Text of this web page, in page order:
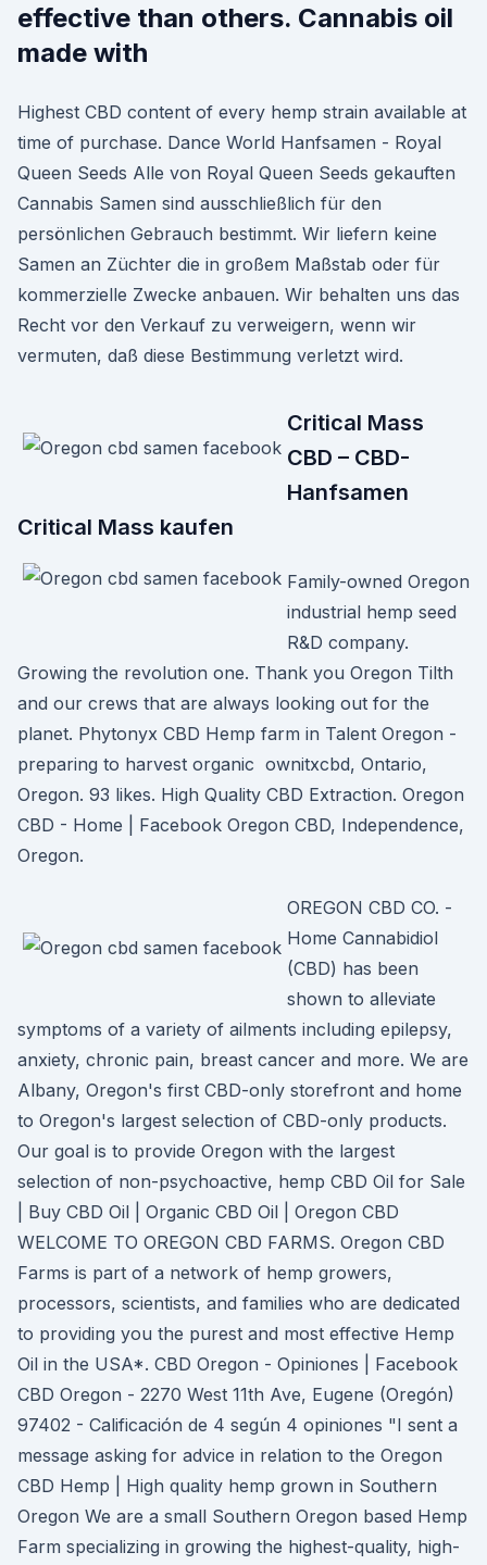
effective than others. Cannabis oil
made with
Highest CBD content of every hemp strain available at
time of purchase. Dance World Hanfsamen - Royal
Queen Seeds Alle von Royal Queen Seeds gekauften
Cannabis Samen sind ausschließlich für den
persönlichen Gebrauch bestimmt. Wir liefern keine
Samen an Züchter die in großem Maßstab oder für
kommerzielle Zwecke anbauen. Wir behalten uns das
Recht vor den Verkauf zu verweigern, wenn wir
vermuten, daß diese Bestimmung verletzt wird.
Critical Mass
CBD – CBD-
Hanfsamen
Critical Mass kaufen
Family-owned Oregon
industrial hemp seed
R&D company.
Growing the revolution one. Thank you Oregon Tilth
and our crews that are always looking out for the
planet. Phytonyx CBD Hemp farm in Talent Oregon -
preparing to harvest organic ownitxcbd, Ontario,
Oregon. 93 likes. High Quality CBD Extraction. Oregon
CBD - Home | Facebook Oregon CBD, Independence,
Oregon.
OREGON CBD CO. -
Home Cannabidiol
(CBD) has been
shown to alleviate
symptoms of a variety of ailments including epilepsy,
anxiety, chronic pain, breast cancer and more. We are
Albany, Oregon's first CBD-only storefront and home
to Oregon's largest selection of CBD-only products.
Our goal is to provide Oregon with the largest
selection of non-psychoactive, hemp CBD Oil for Sale
| Buy CBD Oil | Organic CBD Oil | Oregon CBD
WELCOME TO OREGON CBD FARMS. Oregon CBD
Farms is part of a network of hemp growers,
processors, scientists, and families who are dedicated
to providing you the purest and most effective Hemp
Oil in the USA*. CBD Oregon - Opiniones | Facebook
CBD Oregon - 2270 West 11th Ave, Eugene (Oregón)
97402 - Calificación de 4 según 4 opiniones "I sent a
message asking for advice in relation to the Oregon
CBD Hemp | High quality hemp grown in Southern
Oregon We are a small Southern Oregon based Hemp
Farm specializing in growing the highest-quality, high-